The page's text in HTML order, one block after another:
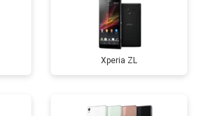
Xperia ZL